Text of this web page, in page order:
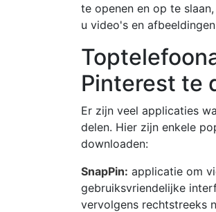
te openen en op te
u video's en
Pinterest te
Er zijn veel applicaties
delen. Hier zijn enkele
downloaden:
SnapPin: applicatie om
gebruiksvriendelijke
vervolgens rechtstreeks